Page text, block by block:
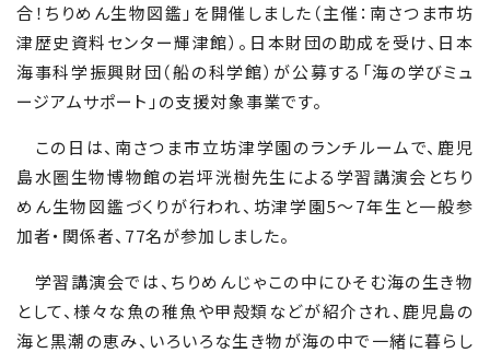
合！ちりめん生物図鑑」を開催しました（主催：南さつま市坊
津歴史資料センター輝津館）。日本財団の助成を受け、日本
海事科学振興財団（船の科学館）が公募する「海の学びミュ
ージアムサポート」の支援対象事業です。
この日は、南さつま市立坊津学園のランチルームで、鹿児
島水圏生物博物館の岩坪洸樹先生による学習講演会とちり
めん生物図鑑づくりが行われ、坊津学園5～7年生と一般参
加者・関係者、77名が参加しました。
学習講演会では、ちりめんじゃこの中にひそむ海の生き物
として、様々な魚の稚魚や甲殻類などが紹介され、鹿児島の
海と黒潮の恵み、いろいろな生き物が海の中で一緒に暮らし